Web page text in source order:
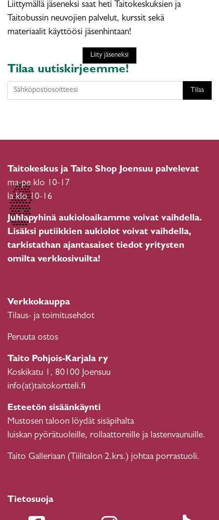
Liittymällä jäseneksi saat heti Taitokeskuksien ja
Taitobussin neuvojien palvelut, kurssit sekä
materiaalit käyttöösi jäsenhintaan!
Liity jäseneksi
Tilaa uutiskirjeemme!
Tilaa
Taitokeskus ja Taito Shop Joensuu palvelevat
ma-pe klo 10-17
la klo 10-16
Juhlapyhinä aukioloaikamme voivat vaihdella.
Lisäksi putiikkien aukiolot voivat vaihdella,
tarkistathan ajantasaiset tiedot yritysten
omilta verkkosivuilta!
Verkkokauppa
Tilaus- ja toimitusehdot
Peruuta ostos
Taito Pohjois-Karjala ry
Koskikatu 1, 80100 Joensuu
info(at)taitokortteli.fi
Esteetön sisäänkäynti
Mustosen taloon löydät sisäpihalta
luiskan pyörätuoleille, rollaattoreille ja lastenvaunuille.
Taito Galleriaan (Tiilitalon 2.krs.) johtaa porrastuoli.
Tietosuoja